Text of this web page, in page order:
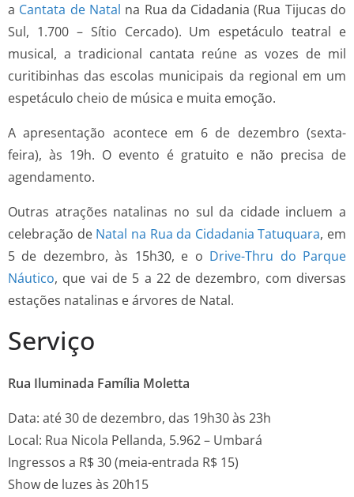
a Cantata de Natal na Rua da Cidadania (Rua Tijucas do
Sul, 1.700 – Sítio Cercado). Um espetáculo teatral e
musical, a tradicional cantata reúne as vozes de mil
curitibinhas das escolas municipais da regional em um
espetáculo cheio de música e muita emoção.
A apresentação acontece em 6 de dezembro (sexta-
feira), às 19h. O evento é gratuito e não precisa de
agendamento.
Outras atrações natalinas no sul da cidade incluem a
celebração de Natal na Rua da Cidadania Tatuquara, em
5 de dezembro, às 15h30, e o Drive-Thru do Parque
Náutico, que vai de 5 a 22 de dezembro, com diversas
estações natalinas e árvores de Natal.
Serviço
Rua Iluminada Família Moletta
Data: até 30 de dezembro, das 19h30 às 23h
Local: Rua Nicola Pellanda, 5.962 – Umbará
Ingressos a R$ 30 (meia-entrada R$ 15)
Show de luzes às 20h15